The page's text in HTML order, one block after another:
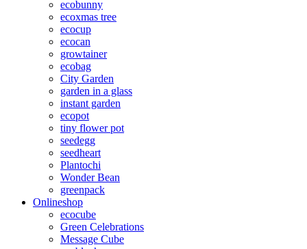
ecobunny
ecoxmas tree
ecocup
ecocan
growtainer
ecobag
City Garden
garden in a glass
instant garden
ecopot
tiny flower pot
seedegg
seedheart
Plantochi
Wonder Bean
greenpack
Onlineshop
ecocube
Green Celebrations
Message Cube